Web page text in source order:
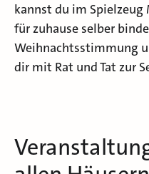
kannst du im
für zuhause selber
Weihnachtsstimmung
dir mit Rat und Tat zur